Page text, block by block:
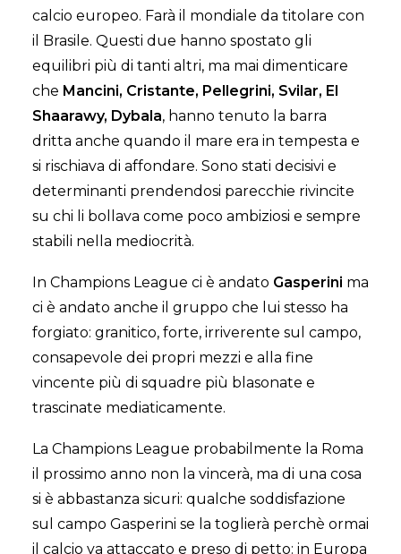
calcio europeo. Farà il mondiale da titolare con
il Brasile. Questi due hanno spostato gli
equilibri più di tanti altri, ma mai dimenticare
che Mancini, Cristante, Pellegrini, Svilar, El
Shaarawy, Dybala, hanno tenuto la barra
dritta anche quando il mare era in tempesta e
si rischiava di affondare. Sono stati decisivi e
determinanti prendendosi parecchie rivincite
su chi li bollava come poco ambiziosi e sempre
stabili nella mediocrità.
In Champions League ci è andato Gasperini ma
ci è andato anche il gruppo che lui stesso ha
forgiato: granitico, forte, irriverente sul campo,
consapevole dei propri mezzi e alla fine
vincente più di squadre più blasonate e
trascinate mediaticamente.
La Champions League probabilmente la Roma
il prossimo anno non la vincerà, ma di una cosa
si è abbastanza sicuri: qualche soddisfazione
sul campo Gasperini se la toglierà perchè ormai
il calcio va attaccato e preso di petto: in Europa